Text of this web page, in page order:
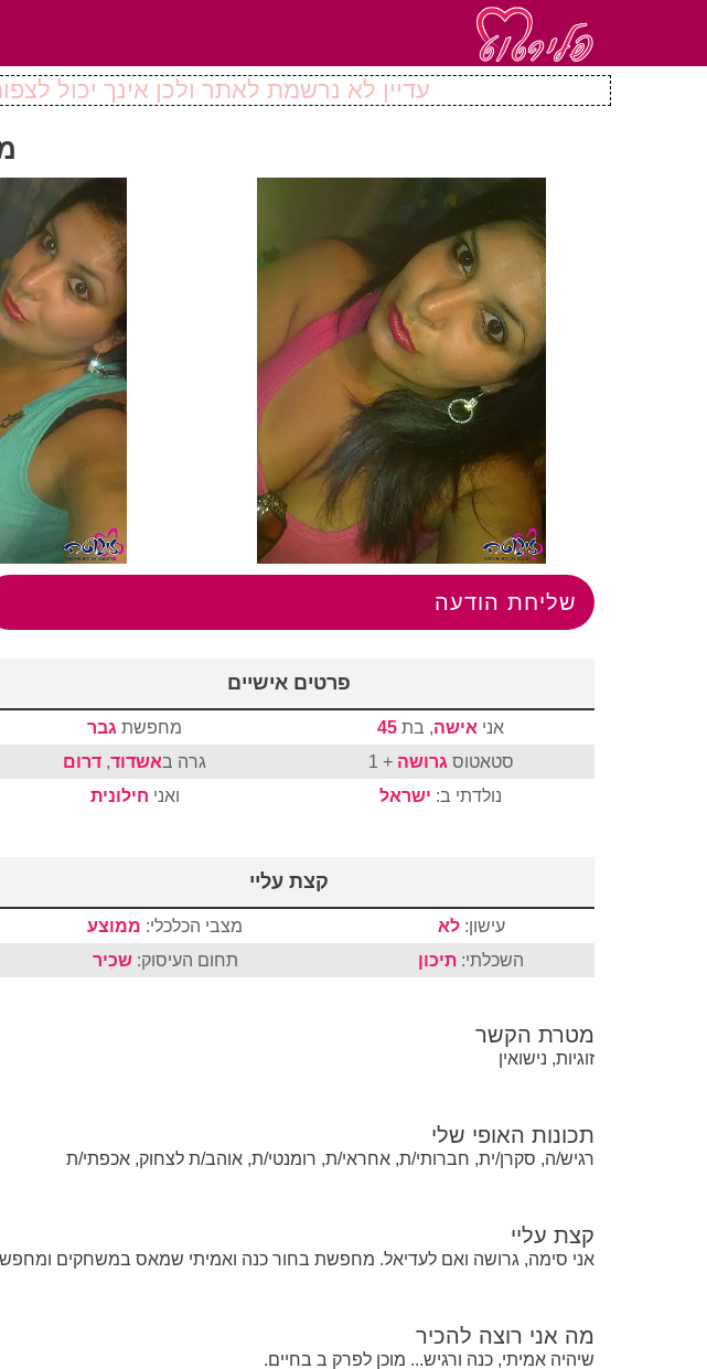
עדיין לא נרשמת לאתר ולכן אינך יכול
שליחת הודעה
פרטים אישיים
אני אישה, בת 45 מחפשת גבר
סטאטוס גרושה + 1 גרה באשדוד, דרום
נולדתי ב: ישראל ואני חילונית
קצת עליי
עישון:לא מצבי הכלכלי: ממוצע
השכלתי: תיכון תחום העיסוק:שכיר
מטרת הקשר
זוגיות, נישואין
תכונות האופי שלי
רגיש/ה, סקרן/ית, חברותי/ת, אחראי/ת, רומנטי/ת, אוהב/ת לצחוק, אכפתי/ת
קצת עליי
אני סימה, גרושה ואם לעדיאל. מחפשת בחור כנה ואמיתי שמאס במשחקים
מה אני רוצה להכיר
שיהיה אמיתי, כנה ורגיש... מוכן לפרק ב בחיים.